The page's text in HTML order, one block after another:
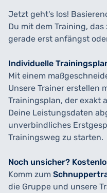
Jetzt geht's los!
Du mit dem Training,
gerade erst anfängst
Individuelle
Mit einem
Unsere Trainer erstellen
Trainingsplan, der exakt
Deine Leistungsdaten
unverbindliches
Trainingsweg zu starten.
Noch unsicher?
Komm zum
die Gruppe und unsere